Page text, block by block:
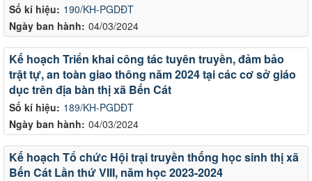
Số kí hiệu: 190/KH-PGDĐT
Ngày ban hành: 04/03/2024
Số kí hiệu: 189/KH-PGDĐT
Ngày ban hành: 04/03/2024
Kế hoạch Triển khai công tác tuyên truyền, đảm bảo
trật tự, an toàn giao thông năm 2024 tại các cơ sở giáo
dục trên địa bàn thị xã Bến Cát
Kế hoạch Tổ chức Hội trại truyền thống học sinh thị xã
Bến Cát Lần thứ VIII, năm học 2023-2024